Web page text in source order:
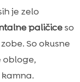
je zelo
paličiceso
So okusne
obloge,